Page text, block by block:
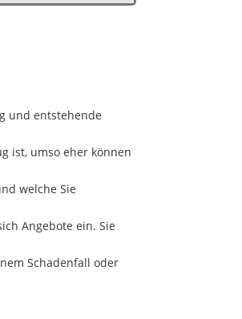
und entstehende
ist, umso eher können
welche Sie
Angebote ein. Sie
Schadenfall oder